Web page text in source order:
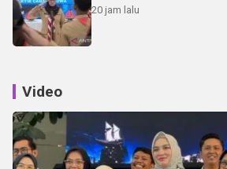
20 jam lalu
Video